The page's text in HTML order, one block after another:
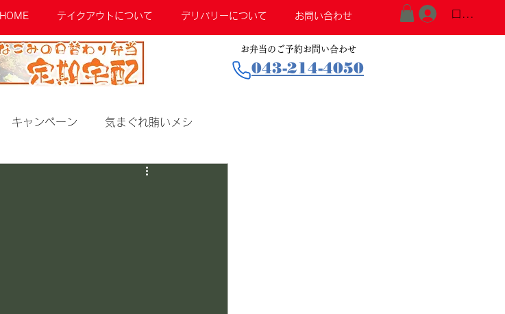
HOME テイクアウトについて デリバリーについて お問い合わせ ログイン
お弁当のご予約お問い合わせ
043-214-4050
キャンペーン 気まぐれ賄いメシ